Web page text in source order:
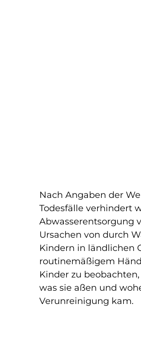
Nach Angaben der
Todesfälle verhindert
Abwasserentsorgung
Ursachen von durch
Kindern in ländlichen
routinemäßigem
Kinder zu
was sie aßen und
Verunreinigung kam.